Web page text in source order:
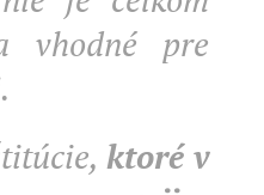
vhodné pre
ktoré v